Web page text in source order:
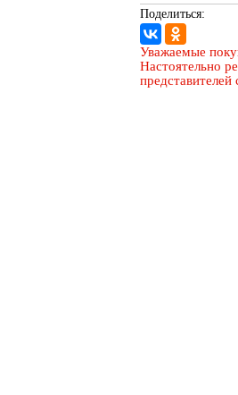
Поделиться:
Уважаемые
Настоятельно
представителей